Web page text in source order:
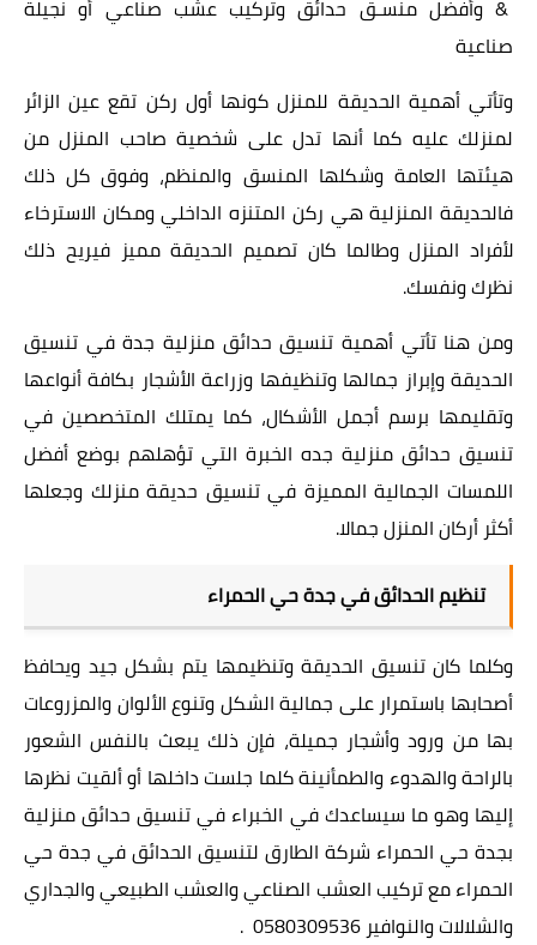
& وأفضل منسـق حدائق وتركيب عشب صناعي أو نجيلة
صناعية
وتأتي أهمية الحديقة للمنزل كونها أول ركن تقع عين الزائر
لمنزلك عليه كما أنها تدل على شخصية صاحب المنزل من
هيئتها العامة وشكلها المنسق والمنظم، وفوق كل ذلك
فالحديقة المنزلية هي ركن المتنزه الداخلي ومكان الاسترخاء
لأفراد المنزل وطالما كان تصميم الحديقة مميز فيريح ذلك
نظرك ونفسك.
ومن هنا تأتي أهمية تنسيق حدائق منزلية جدة في تنسيق
الحديقة وإبراز جمالها وتنظيفها وزراعة الأشجار بكافة أنواعها
وتقليمها برسم أجمل الأشكال، كما يمتلك المتخصصين في
تنسيق حدائق منزلية جده الخبرة التي تؤهلهم بوضع أفضل
اللمسات الجمالية المميزة في تنسيق حديقة منزلك وجعلها
أكثر أركان المنزل جمالا.
تنظيم الحدائق في جدة حي الحمراء
وكلما كان تنسيق الحديقة وتنظيمها يتم بشكل جيد ويحافظ
أصحابها باستمرار على جمالية الشكل وتنوع الألوان والمزروعات
بها من ورود وأشجار جميلة، فإن ذلك يبعث بالنفس الشعور
بالراحة والهدوء والطمأنينة كلما جلست داخلها أو ألقيت نظرها
إليها وهو ما سيساعدك في الخبراء في تنسيق حدائق منزلية
بجدة حي الحمراء شركة الطارق لتنسيق الحدائق في جدة حي
الحمراء مع تركيب العشب الصناعي والعشب الطبيعي والجداري
والشلالات والنوافير 0580309536 .